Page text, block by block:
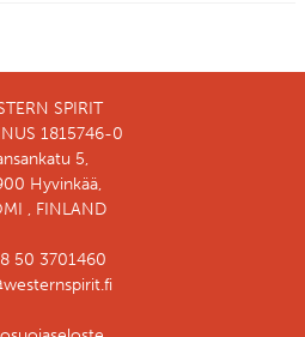
SPIRIT
1815746-0
5,
Hyvinkää,
, FINLAND
50 3701460